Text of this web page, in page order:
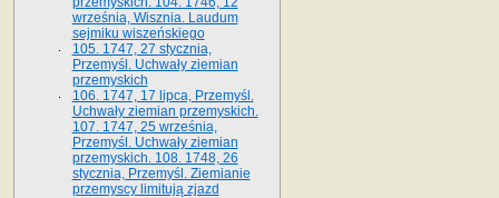
września, Wisznia. Laudum
sejmiku wiszeńskiego
105. 1747, 27 stycznia,
Przemyśl. Uchwały ziemian
przemyskich
106. 1747, 17 lipca, Przemyśl.
Uchwały ziemian przemyskich.
107. 1747, 25 września,
Przemyśl. Uchwały ziemian
przemyskich. 108. 1748, 26
stycznia, Przemyśl. Ziemianie
przemyscy limitują zjazd